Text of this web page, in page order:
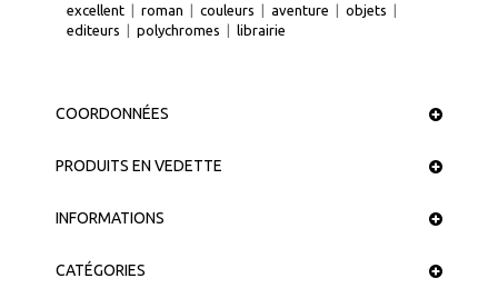
excellent | roman | couleurs | aventure | objets |
editeurs | polychromes | librairie
COORDONNÉES
PRODUITS EN VEDETTE
INFORMATIONS
CATÉGORIES